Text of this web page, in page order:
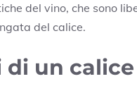
del vino, che sono
del calice.
un